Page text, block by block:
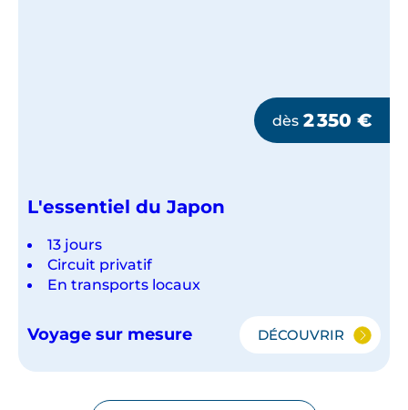
dès 2 350 €
L'essentiel du Japon
13 jours
Circuit privatif
En transports locaux
Voyage sur mesure DÉCOUVRIR
L'ESSENTIEL